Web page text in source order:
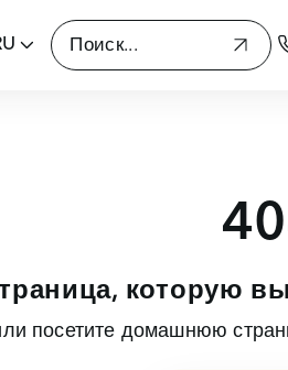
которую
посетите домашнюю